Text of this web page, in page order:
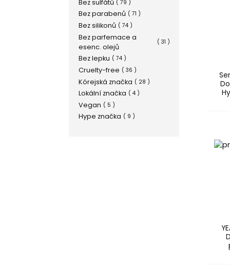
Hydropeptide ( 1 )
Institut Esthederm
JAYJUN ( 3 )
Laneige ( 1 )
Mádara ( 1 )
Medi-Peel ( 3 )
Molecool ( 1 )
Payot ( 2 )
Peter Thomas Roth
Petitfee ( 9 )
Bez sulfátů ( 79 )
Bez parabenů ( 71 )
Bez silikonů ( 74 )
Bez parfemace a
esenc. olejů
( 31 )
Bez lepku ( 74 )
Cruelty-free ( 36 )
Kórejská značka ( 28 )
Lokální značka ( 4 )
Vegan ( 5 )
Hype značka ( 9 )